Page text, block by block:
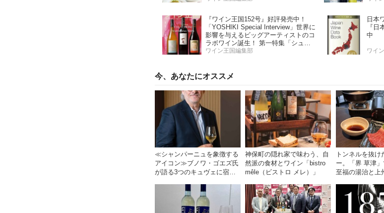
『ワイン王国152号』好評発売中！
「YOSHIKI Special Interview」世界に
影響を与えるビッグアーティストのコ
ラボワイン誕生！ 第一特集「シュワ
ッ！ と学ぶスパークリングワイン」
ワイン王国編集部
日本
『
中
ワイ
今、あなたにオススメ
≪シャンパーニュを象徴する
アイコン≫ブノワ・ゴエズ氏
が語る3つのキュヴェに宿る
神保町の隠れ家で味わう、自
然派の食材とワイン「bistro
mêle（ビストロ メレ）」
トンネルを抜け
ー。「界 草津
至福の湯治と上